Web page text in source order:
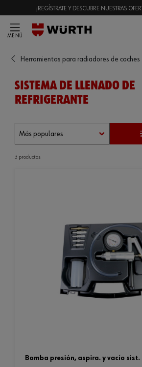
¡REGÍSTRATE Y DESCUBRE NUESTRAS
MENÚ
Herramientas para radiadores de coches
SISTEMA DE LLENADO DE
REFRIGERANTE
3 productos
bomba presión, aspira. y vacío